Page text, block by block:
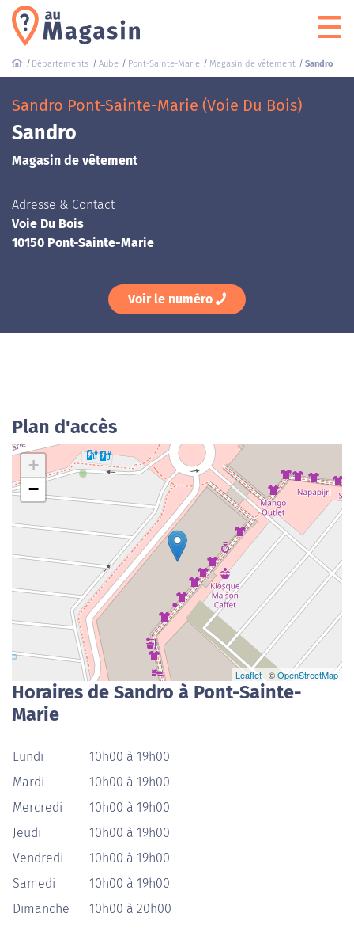
Départements Aube Pont-Sainte-Marie Magasin de vêtement Sandro
Sandro Pont-Sainte-Marie (Voie Du Bois)
Sandro
Magasin de vêtement
Adresse & Contact
Voie Du Bois
10150 Pont-Sainte-Marie
Voir le numéro
Plan d'accès
+
−
Leaflet | ©OpenStreetMap
Horaires de Sandro à Pont-Sainte-
Marie
Lundi
10h00 à 19h00
Mardi
10h00 à 19h00
Mercredi
10h00 à 19h00
Jeudi
10h00 à 19h00
Vendredi
10h00 à 19h00
Samedi
10h00 à 19h00
Dimanche
10h00 à 20h00